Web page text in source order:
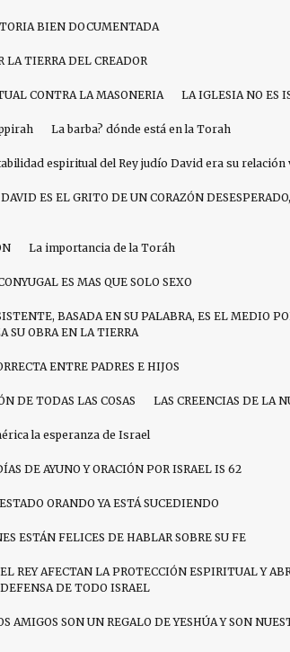
BIEN DOCUMENTADA
LA TIERRA DEL CREADOR
CONTRA LA MASONERIA LA IGLESIA NO ES
La barba? dónde está en la Torah
espiritual del Rey judío David era su
ES EL GRITO DE UN CORAZÓN
La importancia de la Toráh
ES MAS QUE SOLO SEXO
BASADA EN SU PALABRA, ES EL MEDIO
SU OBRA EN LA TIERRA
ENTRE PADRES E HIJOS
DE TODAS LAS COSAS LAS CREENCIAS DE LA
la esperanza de Israel
DE AYUNO Y ORACIÓN POR ISRAEL IS 62
ORANDO YA ESTÁ SUCEDIENDO
ESTÁN FELICES DE HABLAR SOBRE SU FE
REY AFECTAN LA PROTECCIÓN ESPIRITUAL Y
DE TODO ISRAEL
AMIGOS SON UN REGALO DE YESHÚA Y SON